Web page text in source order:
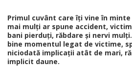
Primul cuvânt care îți vine în minte
mai mulți ar spune accident,
bani pierduți, răbdare și nervi
bine momentul legat de victime,
niciodată implicații atât de mari,
implicit daune.